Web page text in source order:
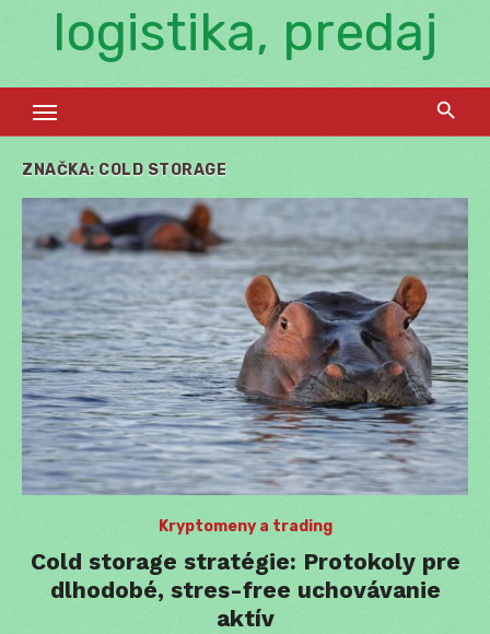
logistika, predaj
ZNAČKA: COLD STORAGE
Kryptomeny a trading
Cold storage stratégie: Protokoly pre
dlhodobé, stres-free uchovávanie
aktív